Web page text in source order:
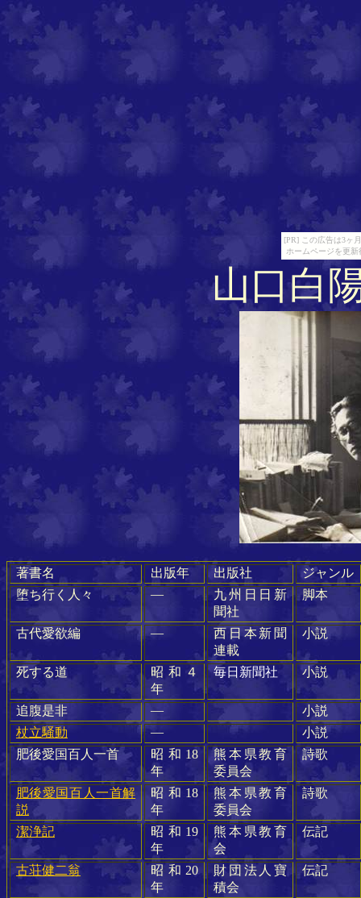
[PR] この広告は3ヶ
ホームページを更
山口白
著書名 出版年 出版社
ジャンル
堕ち行く人々
―
九州日日新
聞社
脚本
古代愛欲編 ―
西日本新聞
連載
小説
死する道
昭和４
年
毎日新聞社 小説
追腹是非 ―
小説
杖立騒動
―
小説
肥後愛国百人一首
昭和 18
年
熊本県教育
委員会
詩歌
肥後愛国百人一首解
説
昭和 18
年
熊本県教育
委員会
詩歌
潔浄記 昭和 19
年
熊本県教育
会
伝記
古荘健二翁 昭和 20
年
財団法人寶
積会
伝記